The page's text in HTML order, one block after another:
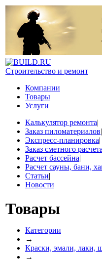
Строительство и ремонт
Компании
Товары
Услуги
Калькулятор ремонта|
Заказ пиломатериалов|
Экспресс-планировка|
Заказ сметного расчета
Расчет бассейна|
Расчет сауны, бани,
Статьи|
Новости
Товары
Категории
→
Краски, эмали, лаки,
→